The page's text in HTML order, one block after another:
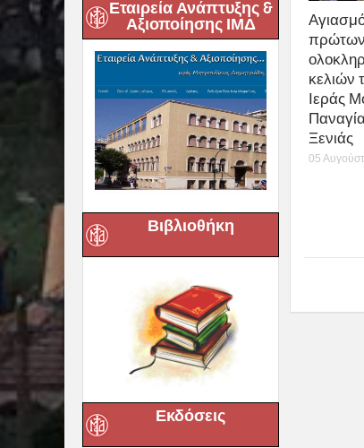
Εταιρεία Ανάπτυξης &
Αξιοποίησης ΙΜΔ
Βιβλιοθήκη
Εκδόσεις
πρώτων
κελιών
Ιεράς
Ξενιάς
05